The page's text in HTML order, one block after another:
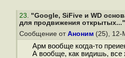
23. "Google, SiFive и WD
для продвижения открытых..."
Сообщение от Аноним (25), 12-
Арм вообще когда-то
А вообще, как видишь, все